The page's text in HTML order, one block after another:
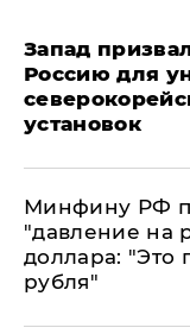
Запад
Россию для
установок
Минфину РФ
"давление на
доллара: "Это
рубля"